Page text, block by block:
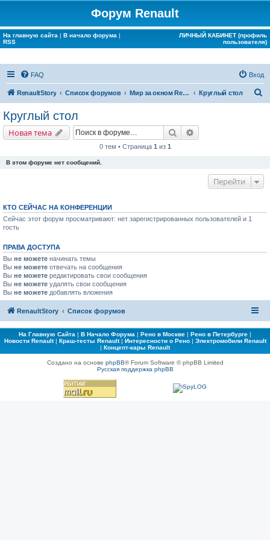
Форум Renault
На главную сайта | В начало форума |
RSS
ЛИЧНЫЙ КАБИНЕТ (профиль
пользователя)
FAQ Вход
RenaultStory Список форумов Мир за окном Renault Круглый стол
Круглый стол
Новая тема Поиск
0 тем • Страница 1 из 1
В этом форуме нет сообщений.
Перейти
КТО СЕЙЧАС НА КОНФЕРЕНЦИИ
Сейчас этот форум просматривают: нет зарегистрированных пользователей и 1
гость
ПРАВА ДОСТУПА
Вы не можете начинать темы
Вы не можете отвечать на сообщения
Вы не можете редактировать свои сообщения
Вы не можете удалять свои сообщения
Вы не можете добавлять вложения
RenaultStory Список форумов
На Главную Сайта | В Начало Форума | Рено в Москве | Рено в Петербурге |
Новости Renault| Краш-тесты Renault| Интересности о Рено| Электромобили Renault
| Концепт-кары Renault
Создано на основе phpBB® Forum Software © phpBB Limited
Русская поддержка phpBB